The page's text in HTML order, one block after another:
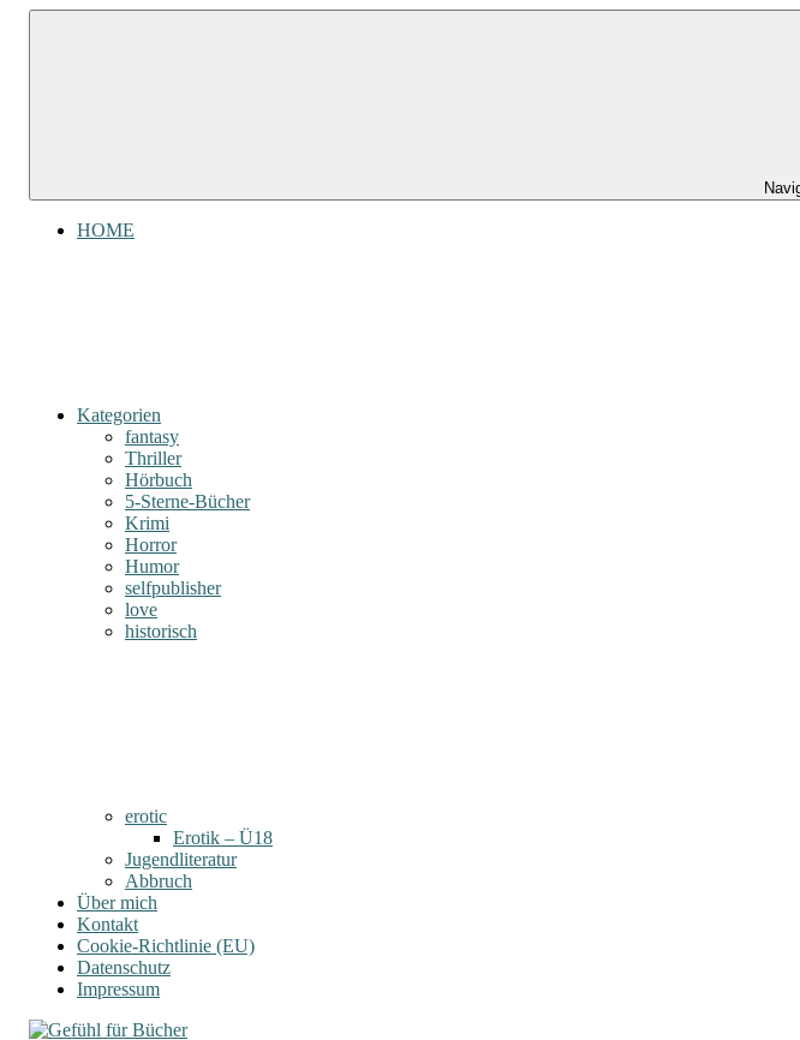
Zum
HOME
Kategorien
fantasy
Thriller
Hörbuch
5-Sterne-Bücher
Krimi
Horror
Humor
selfpublisher
love
historisch
erotic
Erotik – Ü18
Jugendliteratur
Abbruch
Über mich
Kontakt
Cookie-Richtlinie (EU)
Datenschutz
Impressum